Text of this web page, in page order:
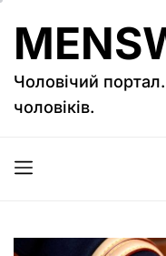
до
вмісту
Чоловічий
чоловіків.